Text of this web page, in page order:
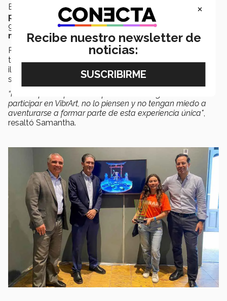
En cuanto a la categoría deMedios Digitales de
profesional
, Andrea Carpio Burguete fue la artista
galardonada con su escultura digitalHanako
modelada en 3De inspirada en lacultura japonesa.
Por otro lado,
Frine Samantha Vega Vega
tercer lugar en
ilustración digital
Diciembre de 2018,la cual destaca por
su calidez nostálgica y la vividez de sus colores.
“Para aquellas personas que no están seguras de
participar en VibrArt, no lo piensen y no tengan miedo a
aventurarse a formar parte de esta experiencia única"
resaltó Samantha.
×
Recibe nuestro newsletter de
noticias: